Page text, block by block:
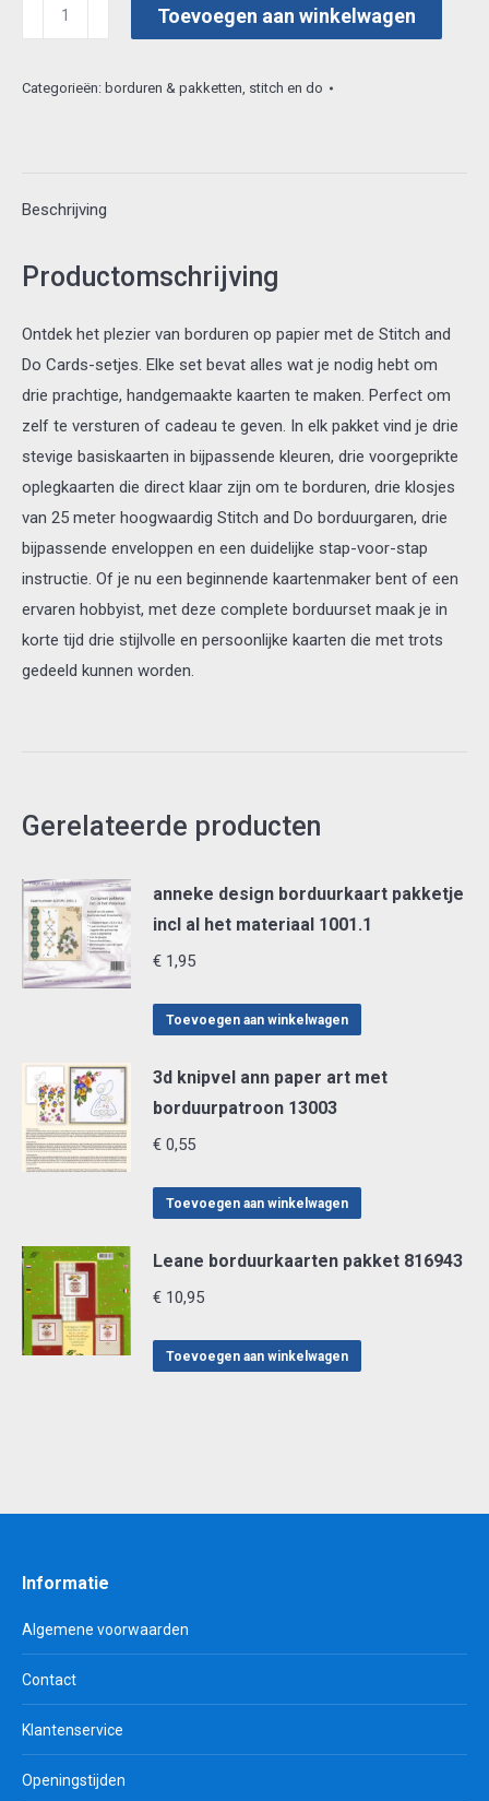
and
Cards
aantal
Toevoegen aan winkelwagen
Categorieën: borduren & pakketten, stitch en do
Beschrijving
Productomschrijving
Ontdek het plezier van borduren op papier met de Stitch and
Do Cards-setjes. Elke set bevat alles wat je nodig hebt om
drie prachtige, handgemaakte kaarten te maken. Perfect om
zelf te versturen of cadeau te geven. In elk pakket vind je drie
stevige basiskaarten in bijpassende kleuren, drie voorgeprikte
oplegkaarten die direct klaar zijn om te borduren, drie klosjes
van 25 meter hoogwaardig Stitch and Do borduurgaren, drie
bijpassende enveloppen en een duidelijke stap-voor-stap
instructie. Of je nu een beginnende kaartenmaker bent of een
ervaren hobbyist, met deze complete borduurset maak je in
korte tijd drie stijlvolle en persoonlijke kaarten die met trots
gedeeld kunnen worden.
Gerelateerde producten
anneke design borduurkaart pakketje
incl al het materiaal 1001.1
€ 1,95
Toevoegen aan winkelwagen
3d knipvel ann paper art met
borduurpatroon 13003
€ 0,55
Toevoegen aan winkelwagen
Leane borduurkaarten pakket 816943
€ 10,95
Toevoegen aan winkelwagen
Informatie
Algemene voorwaarden
Contact
Klantenservice
Openingstijden